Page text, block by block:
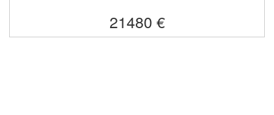
21480 €